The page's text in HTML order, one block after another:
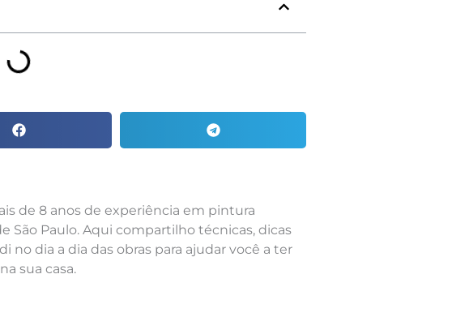
de 8 anos de experiência em pintura
São Paulo. Aqui compartilho técnicas, dicas
no dia a dia das obras para ajudar você a ter
sua casa.